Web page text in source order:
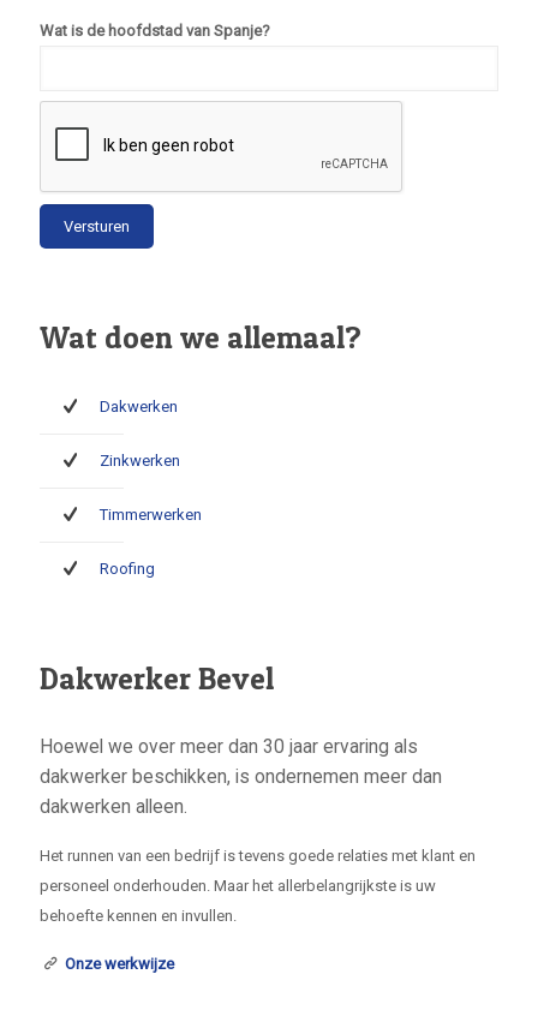
Wat is de hoofdstad van Spanje?
Wat doen we allemaal?
Dakwerken
Zinkwerken
Timmerwerken
Roofing
Dakwerker Bevel
Hoewel we over meer dan 30 jaar ervaring als
dakwerker beschikken, is ondernemen meer dan
dakwerken alleen.
Het runnen van een bedrijf is tevens goede relaties met klant en
personeel onderhouden. Maar het allerbelangrijkste is uw
behoefte kennen en invullen.
Onze werkwijze